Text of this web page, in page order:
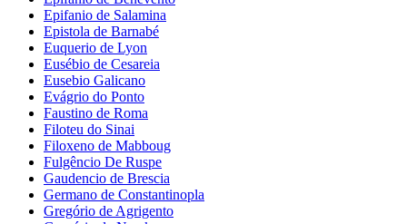
Epifanio de Salamina
Epistola de Barnabé
Euquerio de Lyon
Eusébio de Cesareia
Eusebio Galicano
Evágrio do Ponto
Faustino de Roma
Filoteu do Sinai
Filoxeno de Mabboug
Fulgêncio De Ruspe
Gaudencio de Brescia
Germano de Constantinopla
Gregório de Agrigento